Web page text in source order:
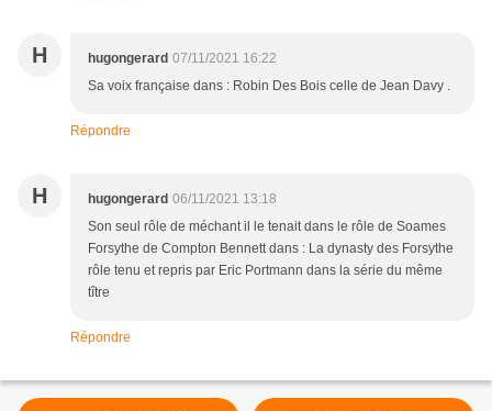
H hugongerard 07/11/2021 16:22
Sa voix française dans : Robin Des Bois celle de Jean Davy .
Répondre
H hugongerard 06/11/2021 13:18
Son seul rôle de méchant il le tenait dans le rôle de Soames
Forsythe de Compton Bennett dans : La dynasty des Forsythe
rôle tenu et repris par Eric Portmann dans la série du même
tître
Répondre